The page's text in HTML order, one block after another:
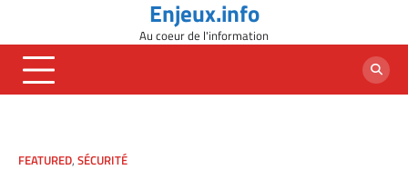
content
Enjeux.info
Au coeur de l'information
FEATURED, SÉCURITÉ